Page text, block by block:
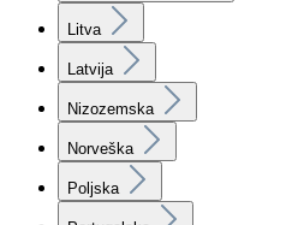
Litva
Latvija
Nizozemska
Norveška
Poljska